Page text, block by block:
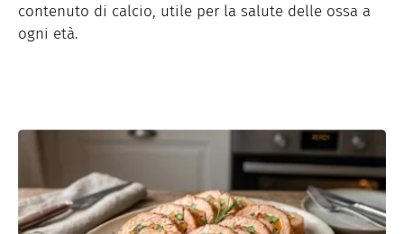
contenuto di calcio, utile per la salute delle ossa a
ogni età.